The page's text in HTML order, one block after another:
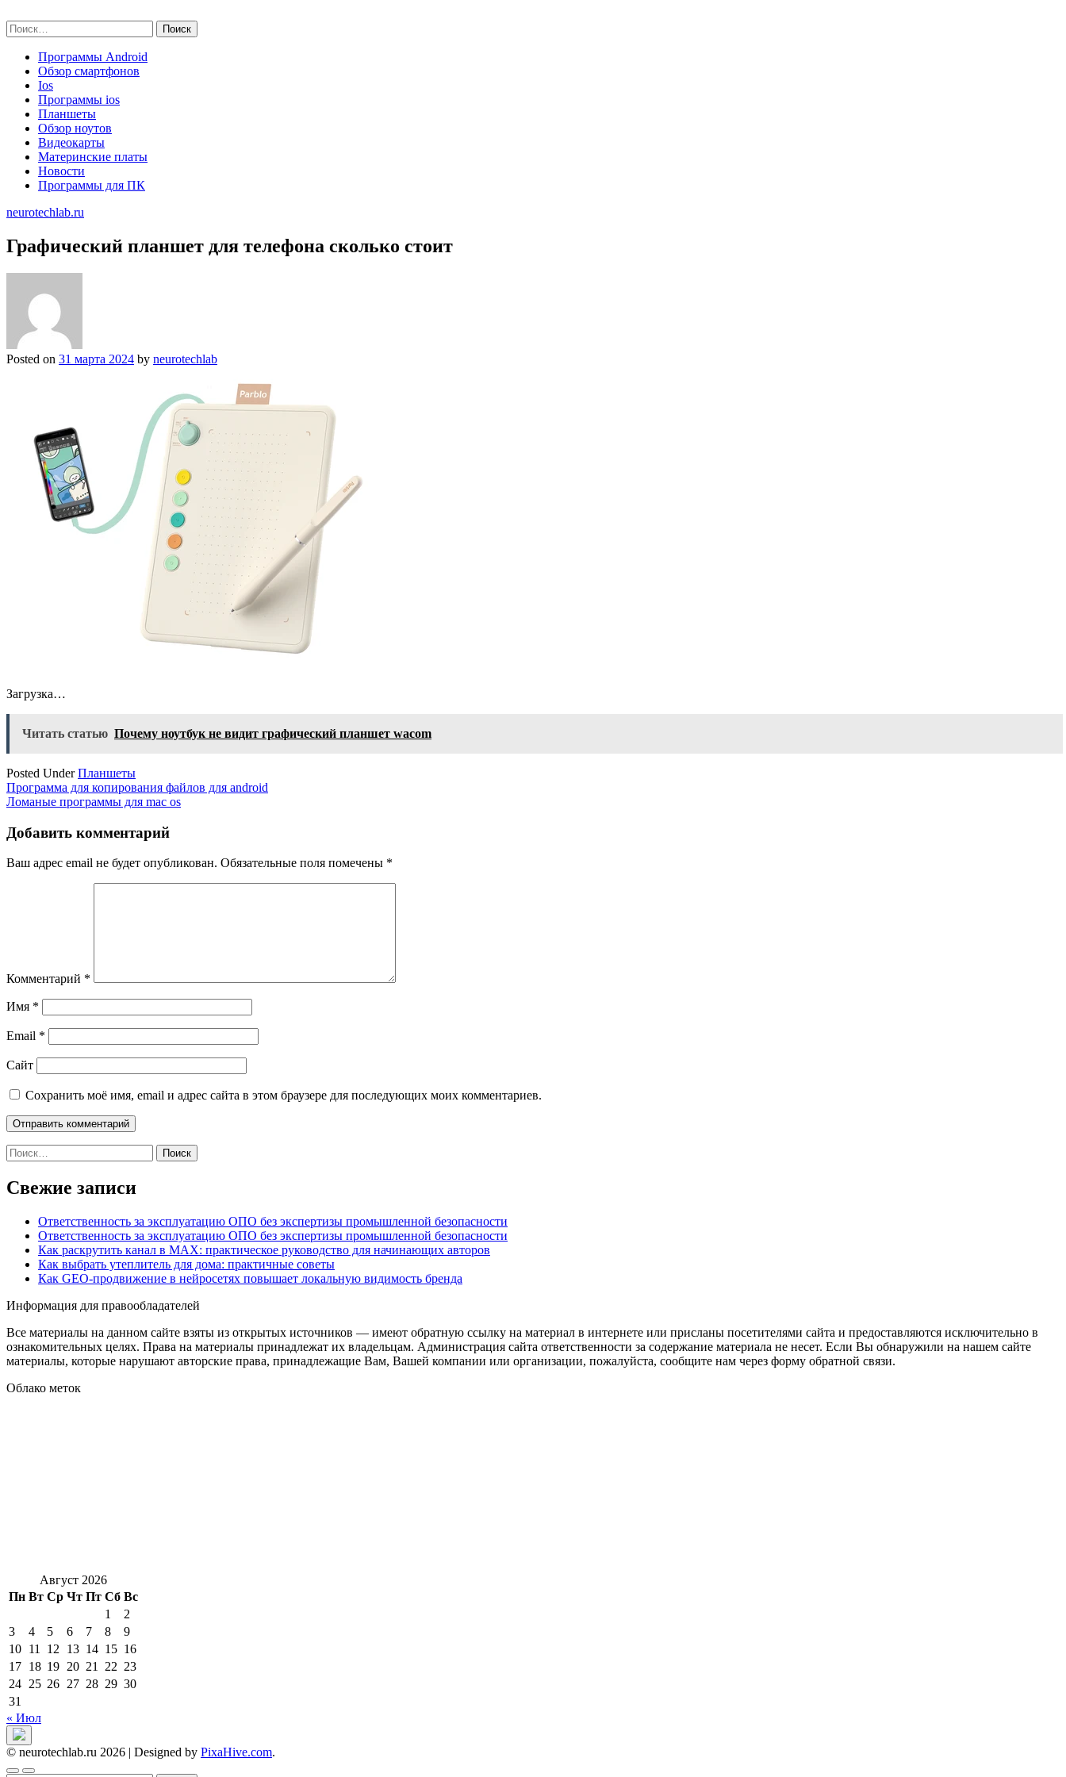
to
content
Найти:
Программы Android
Обзор смартфонов
Ios
Программы ios
Планшеты
Обзор ноутов
Видеокарты
Материнские платы
Новости
Программы для ПК
neurotechlab.ru
Графический планшет для телефона сколько стоит
Posted on 31 марта 2024 by neurotechlab
Загрузка…
Читать статью Почему ноутбук не видит графический планшет wacom
Posted UnderПланшеты
Навигация
по
записям
Программа для копирования файлов для android
Ломаные программы для mac os
Добавить комментарий
Ваш адрес email не будет опубликован. Обязательные поля помечены *
Комментарий *
Имя *
Email *
Сайт
Сохранить моё имя, email и адрес сайта в этом браузере для последующих моих комментариев.
Найти:
Свежие записи
Ответственность за эксплуатацию ОПО без экспертизы промышленной безопасности
Ответственность за эксплуатацию ОПО без экспертизы промышленной безопасности
Как раскрутить канал в MAX: практическое руководство для начинающих авторов
Как выбрать утеплитель для дома: практичные советы
Как GEO‑продвижение в нейросетях повышает локальную видимость бренда
Информация для правообладателей
Все материалы на данном сайте взяты из открытых источников — имеют обратную ссылку на материал в интернете или присланы посетителями сайта и предоставляются исключительно в
ознакомительных целях. Права на материалы принадлежат их владельцам. Администрация сайта ответственности за содержание материала не несет. Если Вы обнаружили на нашем сайте
материалы, которые нарушают авторские права, принадлежащие Вам, Вашей компании или организации, пожалуйста, сообщите нам через форму обратной связи.
Облако меток
Август 2026
Пн Вт Ср Чт Пт Сб Вс
1
2
3
4 5 6 7 8
9
10 11 12 13 14 15 16
17 18 19 20 21 22 23
24 25 26 27 28 29 30
31
« Июл
© neurotechlab.ru 2026 | Designed by PixaHive.com.